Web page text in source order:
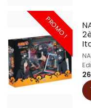
PROMO !